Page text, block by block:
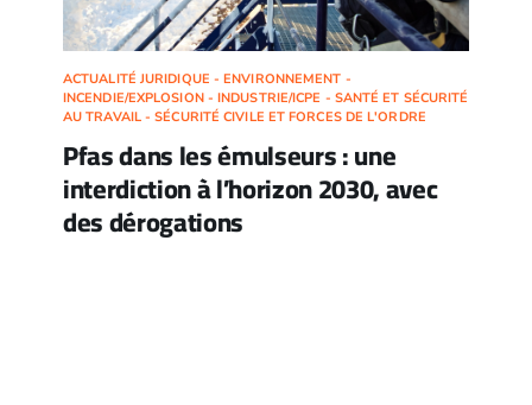
ACTUALITÉ JURIDIQUE - ENVIRONNEMENT -
INCENDIE/EXPLOSION - INDUSTRIE/ICPE - SANTÉ ET SÉCURITÉ
AU TRAVAIL - SÉCURITÉ CIVILE ET FORCES DE L'ORDRE
Pfas dans les émulseurs : une
interdiction à l’horizon 2030, avec
des dérogations